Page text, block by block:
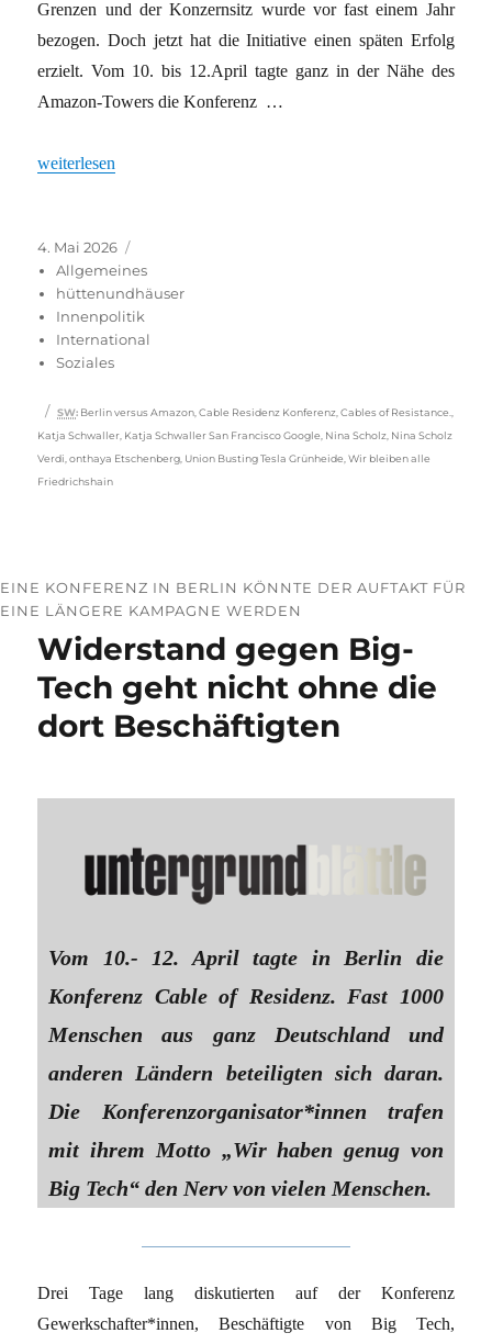
Grenzen und der Konzernsitz wurde vor fast einem Jahr
bezogen. Doch jetzt hat die Initiative einen späten Erfolg
erzielt. Vom 10. bis 12.April tagte ganz in der Nähe des
Amazon-Towers die Konferenz …
„Eine linke KI-Konferenz diskutiert Widerstand gegen Big-Tech“
weiterlesen
Veröffentlicht
am
4. Mai 2026
Allgemeines
hüttenundhäuser
Innenpolitik
International
Soziales
Schlagwörter
SW: Berlin versus Amazon ,Cable Residenz Konferenz ,Cables of Resistance.
Katja Schwaller Katja Schwaller San Francisco Google Nina Scholz Nina Scholz
Verdi ,onthaya Etschenberg Union Busting Tesla Grünheide ,Wir bleiben alle
Friedrichshain
EINE KONFERENZ IN BERLIN KÖNNTE DER AUFTAKT FÜR
EINE LÄNGERE KAMPAGNE WERDEN
Widerstand gegen Big-
Tech geht nicht ohne die
dort Beschäftigten
Vom 10.- 12. April tagte in Berlin die
Konferenz Cable of Residenz. Fast 1000
Menschen aus ganz Deutschland und
anderen Ländern beteiligten sich daran.
Die Konferenzorganisator*innen trafen
mit ihrem Motto „Wir haben genug von
Big Tech“ den Nerv von vielen Menschen.
Drei Tage lang diskutierten auf der Konferenz
Gewerkschafter*innen, Beschäftigte von Big Tech,